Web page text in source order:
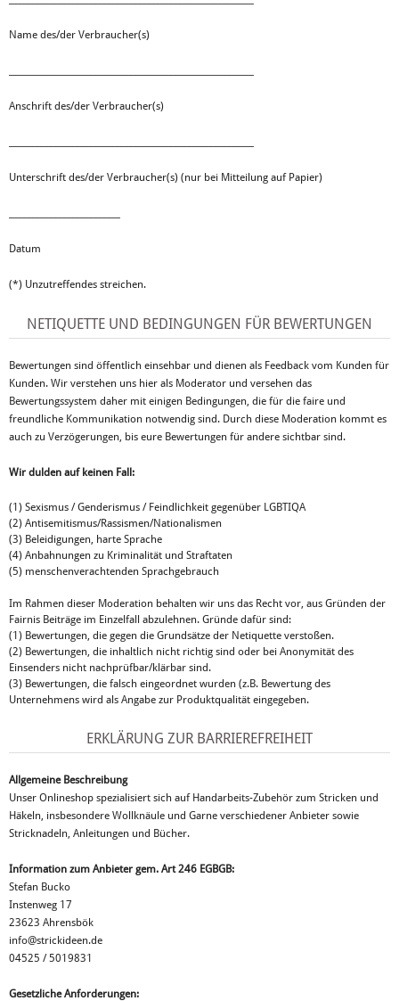
Name des/der Verbraucher(s)
Anschrift des/der Verbraucher(s)
Unterschrift des/der Verbraucher(s) (nur bei Mitteilung auf Papier)
Datum
(*) Unzutreffendes streichen.
NETIQUETTE UND BEDINGUNGEN FÜR BEWERTUNGEN
Bewertungen sind öffentlich einsehbar und dienen als Feedback vom Kunden für
Kunden. Wir verstehen uns hier als Moderator und versehen das
Bewertungssystem daher mit einigen Bedingungen, die für die faire und
freundliche Kommunikation notwendig sind. Durch diese Moderation kommt es
auch zu Verzögerungen, bis eure Bewertungen für andere sichtbar sind.
Wir dulden auf keinen Fall:
(1) Sexismus / Genderismus / Feindlichkeit gegenüber LGBTIQA
(2) Antisemitismus/Rassismen/Nationalismen
(3) Beleidigungen, harte Sprache
(4) Anbahnungen zu Kriminalität und Straftaten
(5) menschenverachtenden Sprachgebrauch
Im Rahmen dieser Moderation behalten wir uns das Recht vor, aus Gründen der
Fairnis Beiträge im Einzelfall abzulehnen. Gründe dafür sind:
(1) Bewertungen, die gegen die Grundsätze der Netiquette verstoßen.
(2) Bewertungen, die inhaltlich nicht richtig sind oder bei Anonymität des
Einsenders nicht nachprüfbar/klärbar sind.
(3) Bewertungen, die falsch eingeordnet wurden (z.B. Bewertung des
Unternehmens wird als Angabe zur Produktqualität eingegeben.
ERKLÄRUNG ZUR BARRIEREFREIHEIT
Allgemeine Beschreibung
Unser Onlineshop spezialisiert sich auf Handarbeits-Zubehör zum Stricken und
Häkeln, insbesondere Wollknäule und Garne verschiedener Anbieter sowie
Stricknadeln, Anleitungen und Bücher.
Information zum Anbieter gem. Art 246 EGBGB:
Stefan Bucko
Instenweg 17
23623 Ahrensbök
info@strickideen.de
04525 / 5019831
Gesetzliche Anforderungen: